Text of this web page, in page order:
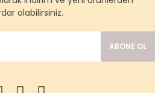
olabilirsiniz.
ABONE OL